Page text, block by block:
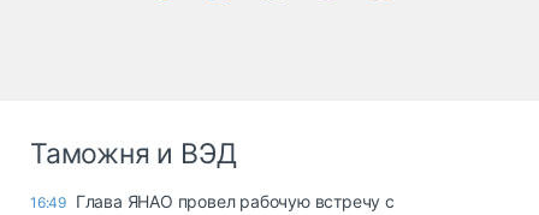
Таможня и ВЭД
16:49 Глава ЯНАО провел рабочую встречу с